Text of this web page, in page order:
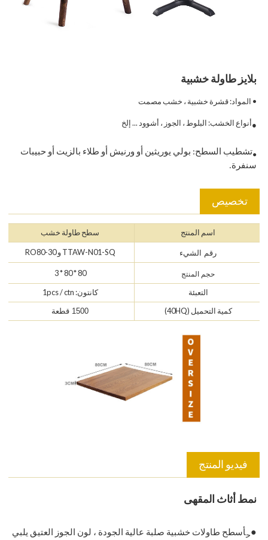
بلايز طاولة خشبية
• المواد: قشرة خشبية ، خشب مصمت
●أنواع الخشب: البلوط ، الجوز ، أشوود ... إلخ
●تشطيب السطح: بولي يوريثين أو ورنيش أو طلاء بالزيت أو حبيبات
سنفرة.
تخصيص
اسم المنتج سطح طاولة خشب
رقم الشيء TTAW-N01-SQ و RO80-30
حجم المنتج 80 * 80 * 3
التعبئة
كانتون: 1pcs / ctn
كمية التحميل (40HQ)
1500 قطعة
فيديو المنتج
نمط أثاث المقهى
●حأسطح طاولات خشبية صلبة عالية الجودة ، لون الجوز العتيق يلبي